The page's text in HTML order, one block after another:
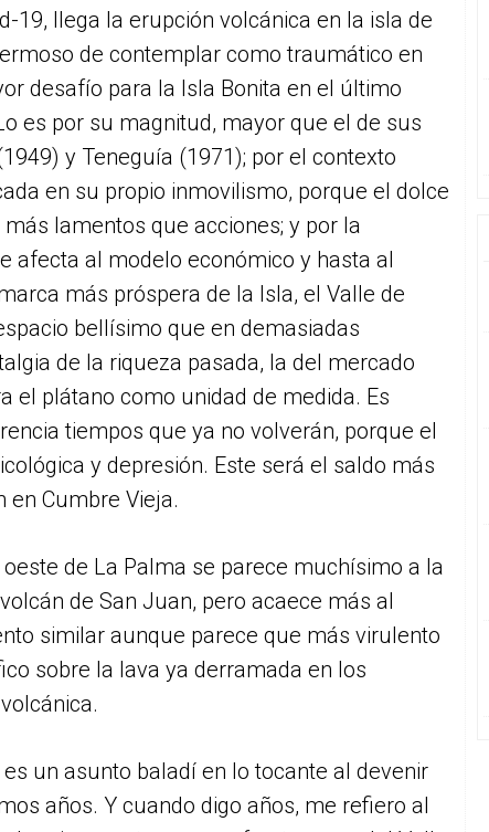
19, llega la erupción volcánica en la isla de
de contemplar como traumático en
desafío para la Isla Bonita en el último
es por su magnitud, mayor que el de sus
y Teneguía (1971); por el contexto
en su propio inmovilismo, porque el dolce
lamentos que acciones; y por la
afecta al modelo económico y hasta al
más próspera de la Isla, el Valle de
bellísimo que en demasiadas
de la riqueza pasada, la del mercado
el plátano como unidad de medida. Es
tiempos que ya no volverán, porque el
y depresión. Este será el saldo más
en Cumbre Vieja.
de La Palma se parece muchísimo a la
de San Juan, pero acaece más al
similar aunque parece que más virulento
sobre la lava ya derramada en los
un asunto baladí en lo tocante al devenir
años. Y cuando digo años, me refiero al